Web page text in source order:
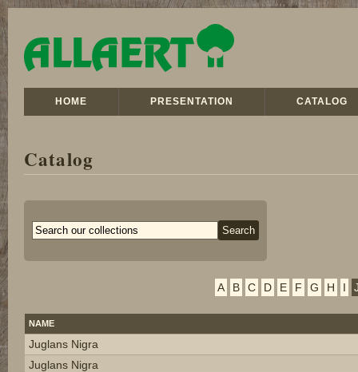
HOME PRESENTATION CATALOG
Catalog
A B C D E F G H I
NAME
Juglans Nigra
Juglans Nigra